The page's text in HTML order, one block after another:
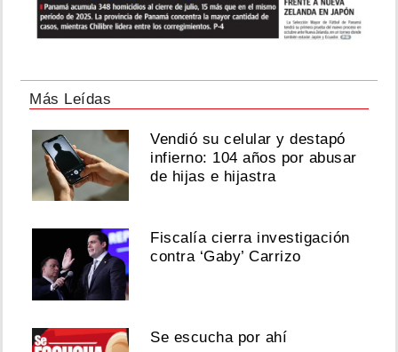
Más Leídas
Vendió su celular y destapó
infierno: 104 años por abusar
de hijas e hijastra
Fiscalía cierra investigación
contra ‘Gaby’ Carrizo
Se escucha por ahí